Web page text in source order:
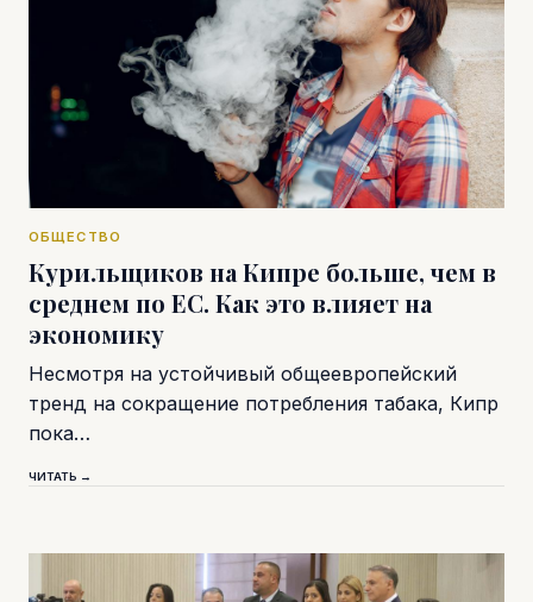
ОБЩЕСТВО
Курильщиков на Кипре больше, чем в
среднем по ЕС. Как это влияет на
экономику
Несмотря на устойчивый общеевропейский
тренд на сокращение потребления табака, Кипр
пока…
ЧИТАТЬ →